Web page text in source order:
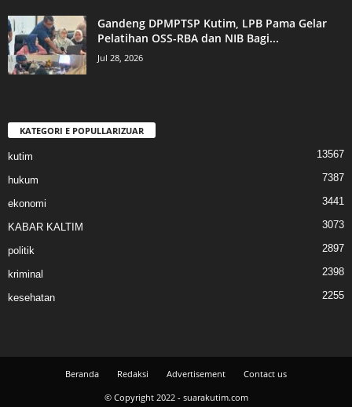
Gandeng DPMPTSP Kutim, LPB Pama Gelar
Pelatihan OSS-RBA dan NIB Bagi...
Jul 28, 2026
KATEGORI E POPULLARIZUAR
kutim 13567
hukum 7387
ekonomi 3441
KABAR KALTIM 3073
politik 2897
kriminal 2398
kesehatan 2255
Beranda Redaksi Advertisement
Contact us
© Copyright 2022 - suarakutim.com